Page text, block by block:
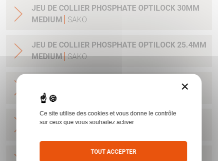
JEU DE COLLIER PHOSPHATE OPTILOCK 30MM
MEDIUM
SAKO
JEU DE COLLIER PHOSPHATE OPTILOCK 25.4MM
MEDIUM SAKO
MONTAGE AMOVIBLE BAS 25.4MM
JEU DE COLLIER BRONZE OPTILOCK QR
JEU DE COLLIER BRONZE OPTILOCK QR
×
Ce site utilise des cookies et vous donne le contrôle
sur ceux que vous souhaitez activer
TOUT ACCEPTER